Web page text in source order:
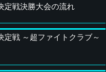
定戦決勝大会の流れ
定戦 ～超ファイトクラブ～